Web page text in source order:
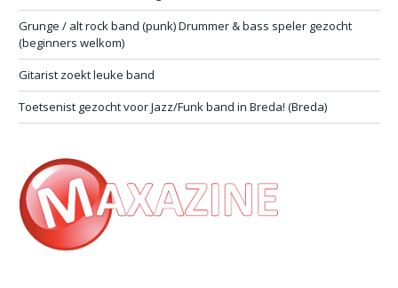
Grunge / alt rock band (punk) Drummer & bass speler gezocht
(beginners welkom)
Gitarist zoekt leuke band
Toetsenist gezocht voor Jazz/Funk band in Breda! (Breda)